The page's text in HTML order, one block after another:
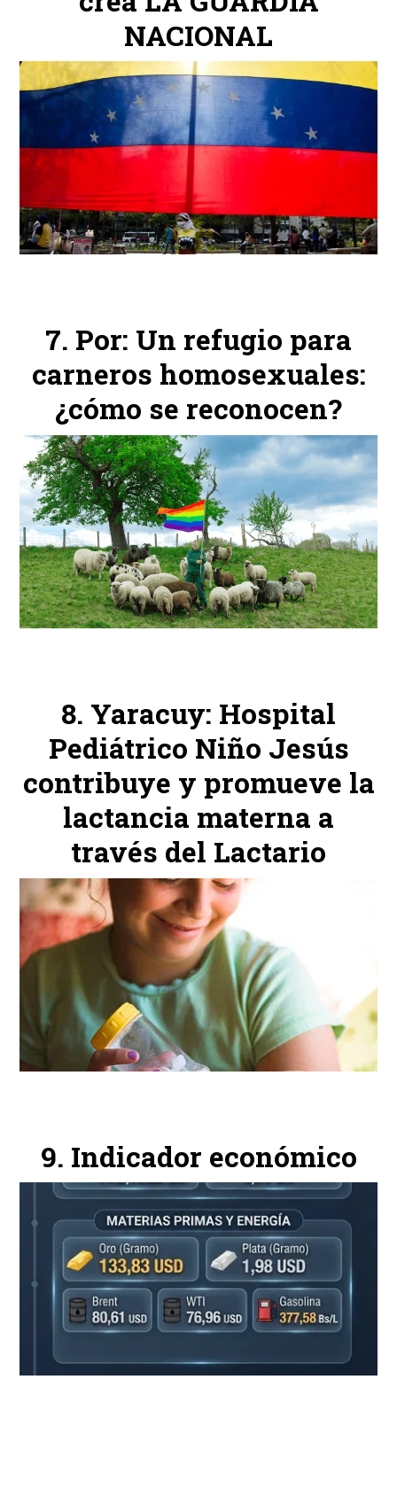
NACIONAL
Por: Un refugio para
carneros homosexuales:
¿cómo se reconocen?
Yaracuy: Hospital
Pediátrico Niño Jesús
contribuye y promueve la
lactancia materna a
través del Lactario
Indicador económico